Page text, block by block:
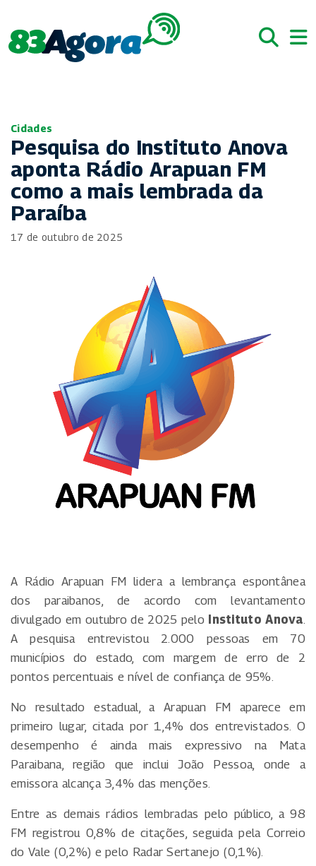
Cidades
Pesquisa do Instituto Anova
aponta Rádio Arapuan FM
como a mais lembrada da
Paraíba
17 de outubro de 2025
A Rádio Arapuan FM lidera a lembrança espontânea
dos paraibanos, de acordo com levantamento
divulgado em outubro de 2025 pelo
Instituto Anova.
A pesquisa entrevistou 2.000 pessoas em 70
municípios do estado, com margem de erro de 2
pontos percentuais e nível de confiança de 95%.
No resultado estadual, a Arapuan FM aparece em
primeiro lugar, citada por 1,4% dos entrevistados. O
desempenho é ainda mais expressivo na Mata
Paraibana, região que inclui João Pessoa, onde a
emissora alcança 3,4% das menções.
Entre as demais rádios lembradas pelo público, a 98
FM registrou 0,8% de citações, seguida pela Correio
do Vale (0,2%) e pelo Radar Sertanejo (0,1%).